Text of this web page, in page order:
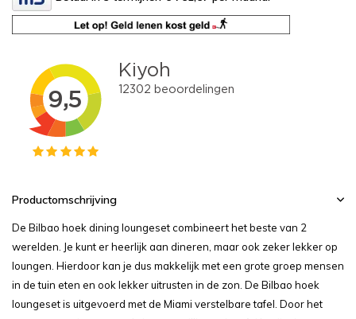
Productomschrijving
De Bilbao hoek dining loungeset combineert het beste van 2
werelden. Je kunt er heerlijk aan dineren, maar ook zeker lekker op
loungen. Hierdoor kan je dus makkelijk met een grote groep mensen
in de tuin eten en ook lekker uitrusten in de zon. De Bilbao hoek
loungeset is uitgevoerd met de Miami verstelbare tafel. Door het